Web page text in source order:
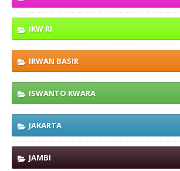
IKW RI
IRWAN BASIR
ISWANTO KWARA
JAKARTA
JAMBI